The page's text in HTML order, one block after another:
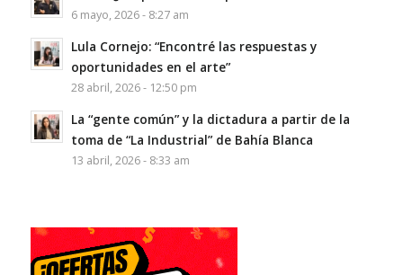
6 mayo, 2026 - 8:27 am
Lula Cornejo: “Encontré las respuestas y
oportunidades en el arte”
28 abril, 2026 - 12:50 pm
La “gente común” y la dictadura a partir de la
toma de “La Industrial” de Bahía Blanca
13 abril, 2026 - 8:33 am